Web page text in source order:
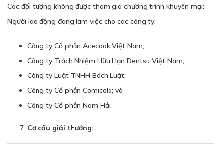
Các đối tượng không được tham gia chương trình khuyến mại:
Người lao động đang làm việc cho các công ty:
Công ty Cổ phần Acecook Việt Nam;
Công ty Trách Nhiệm Hữu Hạn Dentsu Việt Nam;
Công ty Luật TNHH Bách Luật;
Công ty Cổ phần Comicola; và
Công ty Cổ phần Nam Hải.
Cơ cấu giải thưởng: